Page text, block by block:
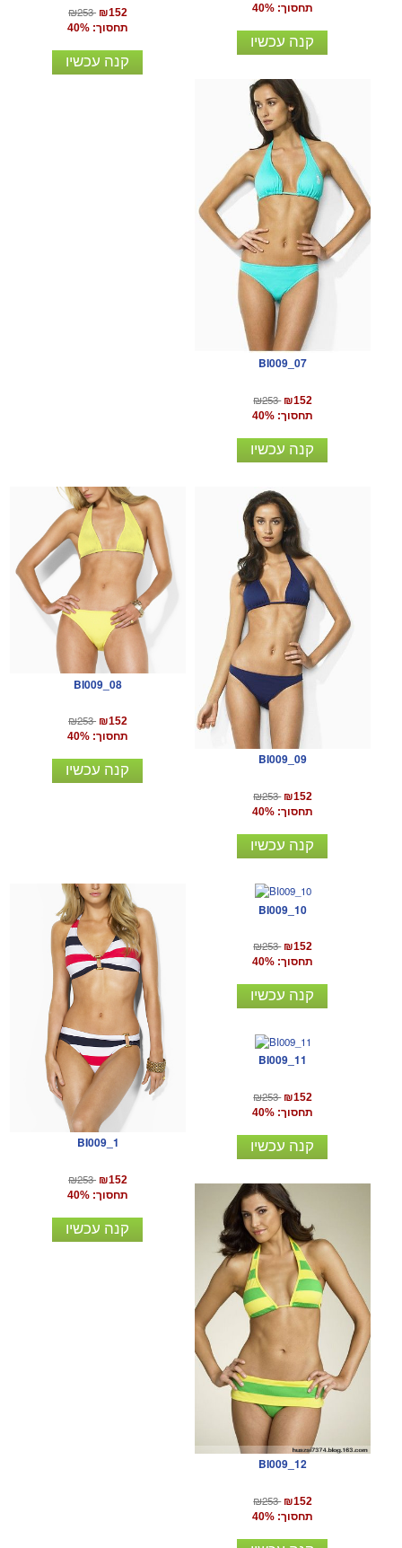
₪253 ₪152
תחסוך: 40%
קנה עכשיו
תחסוך: 40%
קנה עכשיו
BI009_07
₪253 ₪152
תחסוך: 40%
קנה עכשיו
BI009_08
₪253 ₪152
תחסוך: 40%
קנה עכשיו
BI009_09
₪253 ₪152
תחסוך: 40%
קנה עכשיו
BI009_1
₪253 ₪152
תחסוך: 40%
קנה עכשיו
BI009_10
₪253 ₪152
תחסוך: 40%
קנה עכשיו
BI009_11
₪253 ₪152
תחסוך: 40%
קנה עכשיו
BI009_12
₪253 ₪152
תחסוך: 40%